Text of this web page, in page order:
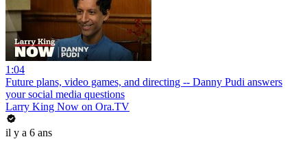
1:04
Future plans, video games, and directing -- Danny Pudi answers
your social media questions
Larry King Now on Ora.TV
il y a 6 ans